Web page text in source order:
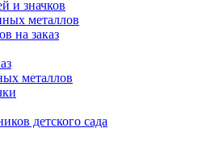
и значков
металлов
на заказ
металлов
детского сада